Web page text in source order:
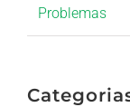
Problemas